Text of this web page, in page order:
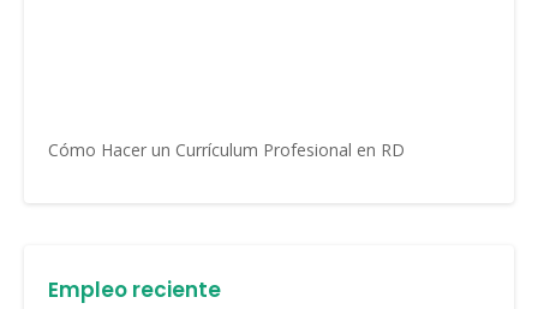
Cómo Hacer un Currículum Profesional en RD
Empleo reciente